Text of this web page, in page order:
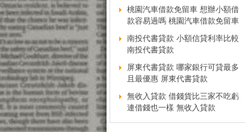
桃園汽車借款免留車 想辦小額借
款容易過嗎 桃園汽車借款免留車
南投代書貸款 小額信貸利率比較
南投代書貸款
屏東代書貸款 哪家銀行可貸最多
且最優惠 屏東代書貸款
無收入貸款 借錢貨比三家不吃虧
連借錢也一樣 無收入貸款